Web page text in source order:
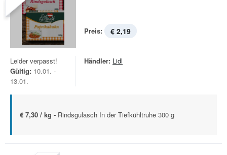
Preis: € 2,19
Leider verpasst!
Gültig: 10.01. -
13.01.
Händler: Lidl
€ 7,30 / kg - Rindsgulasch In der Tiefkühltruhe 300 g